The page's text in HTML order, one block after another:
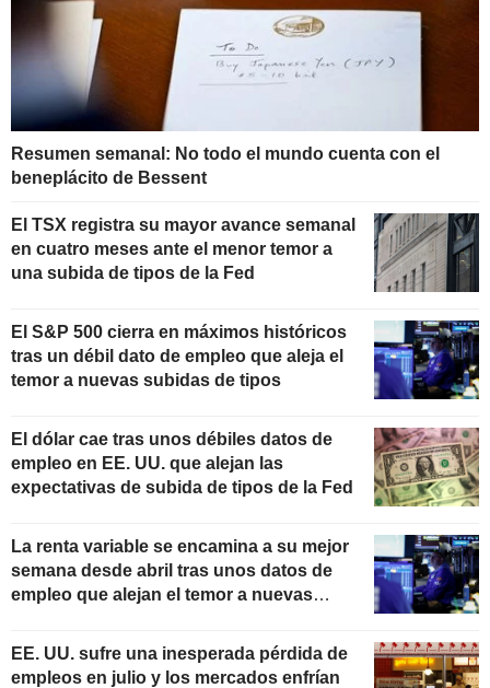
Resumen semanal: No todo el mundo cuenta con el
beneplácito de Bessent
El TSX registra su mayor avance semanal
en cuatro meses ante el menor temor a
una subida de tipos de la Fed
El S&P 500 cierra en máximos históricos
tras un débil dato de empleo que aleja el
temor a nuevas subidas de tipos
El dólar cae tras unos débiles datos de
empleo en EE. UU. que alejan las
expectativas de subida de tipos de la Fed
La renta variable se encamina a su mejor
semana desde abril tras unos datos de
empleo que alejan el temor a nuevas
EE. UU. sufre una inesperada pérdida de
empleos en julio y los mercados enfrían